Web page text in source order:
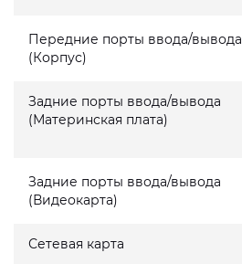
Передние порты ввода/вывода
(Корпус)
Задние порты ввода/вывода
(Материнская плата)
Задние порты ввода/вывода
(Видеокарта)
Сетевая карта